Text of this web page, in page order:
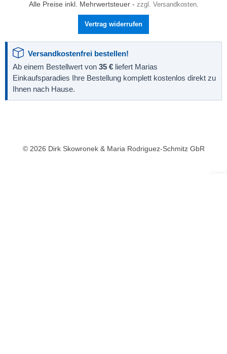
Alle Preise inkl. Mehrwertsteuer - zzgl. Versandkosten.
Vertrag widerrufen
Versandkostenfrei bestellen!
Ab einem Bestellwert von 35 € liefert Marias
Einkaufsparadies Ihre Bestellung komplett kostenlos direkt zu
Ihnen nach Hause.
© 2026 Dirk Skowronek & Maria Rodriguez-Schmitz GbR